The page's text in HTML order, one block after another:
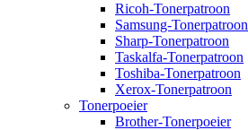
Ricoh-Tonerpatroon
Samsung-Tonerpatroon
Sharp-Tonerpatroon
Taskalfa-Tonerpatroon
Toshiba-Tonerpatroon
Xerox-Tonerpatroon
Tonerpoeier
Brother-Tonerpoeier